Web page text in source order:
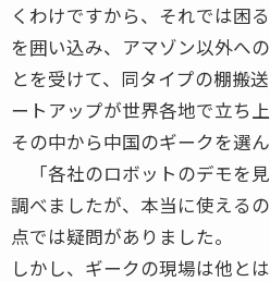
くわけですから、それでは
を囲い込み、アマゾン以外へ
とを受けて、同タイプの棚搬
ートアップが世界各地で立ち上
その中から中国のギークを選
「各社のロボットのデモを
調べましたが、本当に使える
点では疑問がありました。
しかし、ギークの現場は他とは